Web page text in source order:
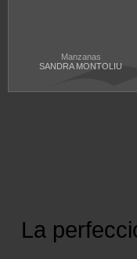
Manzanas
SANDRA MONTOLIU
La